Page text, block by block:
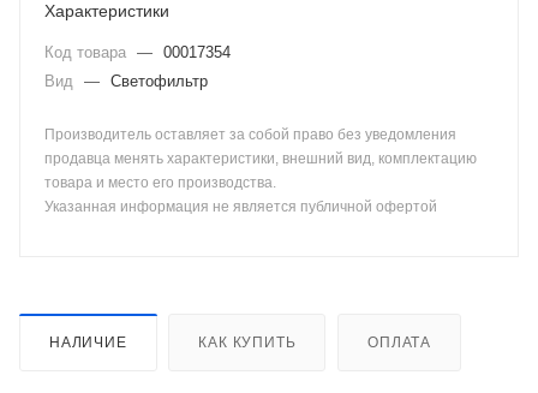
Характеристики
Код товара — 00017354
Вид — Светофильтр
Производитель оставляет за собой право без уведомления
продавца менять характеристики, внешний вид, комплектацию
товара и место его производства.
Указанная информация не является публичной офертой
НАЛИЧИЕ КАК КУПИТЬ ОПЛАТА